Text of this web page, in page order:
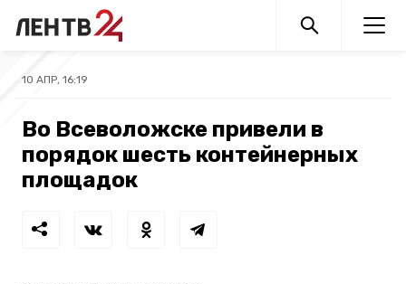
10 АПР, 16:19
Во Всеволожске привели в
порядок шесть контейнерных
площадок